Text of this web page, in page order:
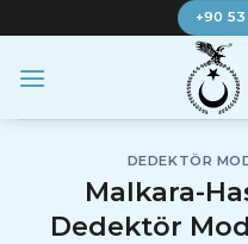
atla
+90
DEDEKTÖR
Malkara-
Dedektör